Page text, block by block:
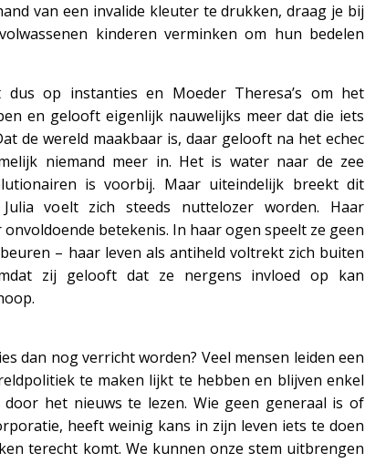
van een invalide kleuter te drukken, draag je bij
kinderen verminken om hun bedelen
dus op instanties en Moeder Theresa’s om het
en gelooft eigenlijk nauwelijks meer dat die iets
de wereld maakbaar is, daar gelooft na het echec
niemand meer in. Het is water naar de zee
is voorbij. Maar uiteindelijk breekt dit
voelt zich steeds nuttelozer worden. Haar
betekenis. In haar ogen speelt ze geen
– haar leven als antiheld voltrekt zich buiten
zij gelooft dat ze nergens invloed op kan
dan nog verricht worden? Veel mensen leiden een
te maken lijkt te hebben en blijven enkel
het nieuws te lezen. Wie geen generaal is of
heeft weinig kans in zijn leven iets te doen
terecht komt. We kunnen onze stem uitbrengen